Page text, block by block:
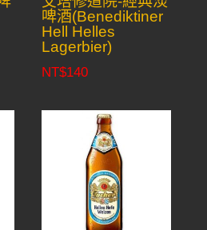
啤酒(Benediktiner
Hell Helles
Lagerbier)
NT$140